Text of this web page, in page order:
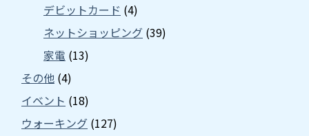
デビットカード (4)
ネットショッピング (39)
家電 (13)
その他 (4)
イベント (18)
ウォーキング (127)